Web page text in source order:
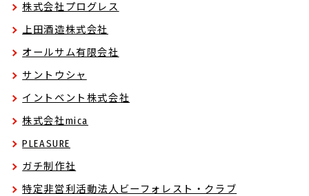
株式会社プログレス
上田酒造株式会社
オールサム有限会社
サントウシャ
イントベント株式会社
株式会社mica
PLEASURE
ガチ制作社
特定非営利活動法人ビーフォレスト・クラブ